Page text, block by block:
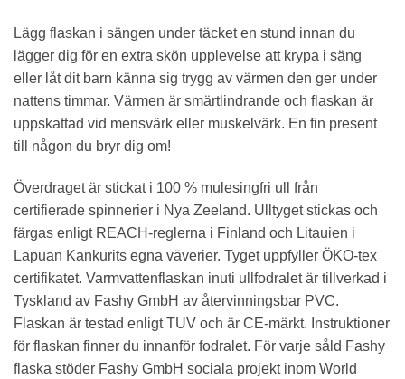
Lägg flaskan i sängen under täcket en stund innan du
lägger dig för en extra skön upplevelse att krypa i säng
eller låt dit barn känna sig trygg av värmen den ger under
nattens timmar. Värmen är smärtlindrande och flaskan är
uppskattad vid mensvärk eller muskelvärk. En fin present
till någon du bryr dig om!
Överdraget är stickat i 100 % mulesingfri ull från
certifierade spinnerier i Nya Zeeland. Ulltyget stickas och
färgas enligt REACH-reglerna i Finland och Litauien i
Lapuan Kankurits egna väverier. Tyget uppfyller ÖKO-tex
certifikatet. Varmvattenflaskan inuti ullfodralet är tillverkad i
Tyskland av Fashy GmbH av återvinningsbar PVC.
Flaskan är testad enligt TUV och är CE-märkt. Instruktioner
för flaskan finner du innanför fodralet. För varje såld Fashy
flaska stöder Fashy GmbH sociala projekt inom World